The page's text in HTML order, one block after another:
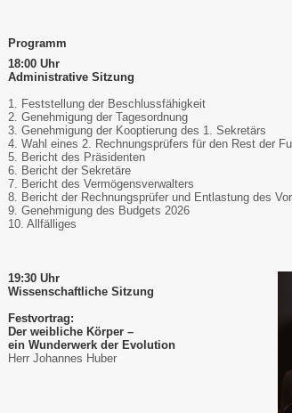
Programm
18:00 Uhr
Administrative Sitzung
1. Feststellung der Beschlussfähigkeit
2. Genehmigung der Tagesordnung
3. Genehmigung der Kooptierung des 1. Sekretärs
4. Wahl eines 2. Rechnungsprüfers für den Rest der
5. Bericht des Präsidenten
6. Bericht der Sekretäre
7. Bericht des Vermögensverwalters
8. Bericht der Rechnungsprüfer und Entlastung des
9. Genehmigung des Budgets 2026
10. Allfälliges
19:30 Uhr
Wissenschaftliche Sitzung
Festvortrag:
Der weibliche Körper –
ein Wunderwerk der Evolution
Herr Johannes Huber